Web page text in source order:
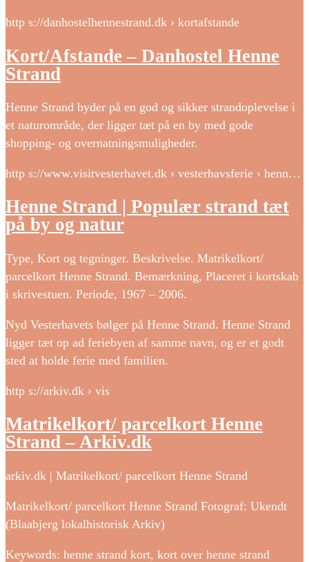
http s://danhostelhennestrand.dk › kortafstande
Kort/Afstande – Danhostel Henne
Strand
Henne Strand byder på en god og sikker strandoplevelse i
et naturområde, der ligger tæt på en by med gode
shopping- og overnatningsmuligheder.
http s://www.visitvesterhavet.dk › vesterhavsferie › henn…
Henne Strand | Populær strand tæt
på by og natur
Type, Kort og tegninger. Beskrivelse. Matrikelkort/
parcelkort Henne Strand. Bemærkning, Placeret i kortskab
i skrivestuen. Periode, 1967 – 2006.
Nyd Vesterhavets bølger på Henne Strand. Henne Strand
ligger tæt op ad feriebyen af samme navn, og er et godt
sted at holde ferie med familien.
http s://arkiv.dk › vis
Matrikelkort/ parcelkort Henne
Strand – Arkiv.dk
arkiv.dk | Matrikelkort/ parcelkort Henne Strand
Matrikelkort/ parcelkort Henne Strand Fotograf: Ukendt
(Blaabjerg lokalhistorisk Arkiv)
Keywords: henne strand kort, kort over henne strand